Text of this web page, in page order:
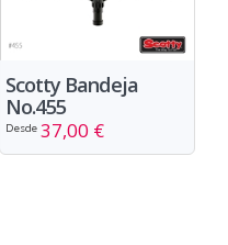
Scotty Bandeja
No.455
Desde 37,00 €